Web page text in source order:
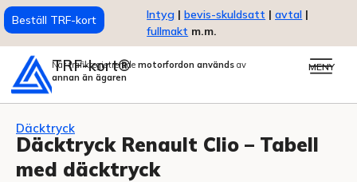
Beställ TRF-kort Intyg | bevis-skuldsatt | avtal |
fullmakt m.m.
TRF-kort®
När trafikregistrerade motorfordon används av
annan än ägaren
MENY
Däcktryck
Däcktryck Renault Clio – Tabell
med däcktryck